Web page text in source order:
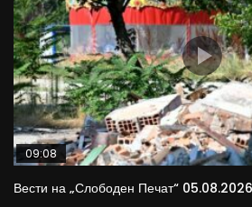
09:08
Вести на „Слободен Печат“ 05.08.2026